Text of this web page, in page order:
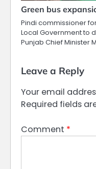
Green bus
Pindi commissioner
Local Government to
Punjab Chief Minister
Leave a Reply
Your email
Required fields
Comment *